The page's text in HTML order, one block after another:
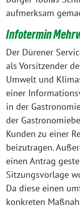
aufmerksam
Infotermin
Der Dürener
als Vorsitzender
Umwelt und
einer
in der
der
Kunden zu einer
beizutragen.
einen Antrag
Sitzungsvorlage
Da diese einen
konkreten